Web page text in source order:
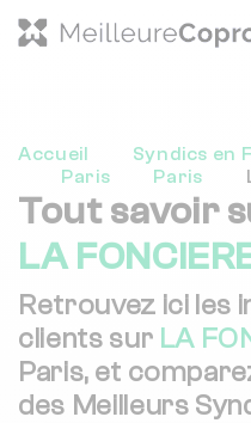
Accueil Syndics en
Paris
Paris
Tout savoir
LA
Retrouvez ici les
clients sur LA
Paris, et
des Meilleurs